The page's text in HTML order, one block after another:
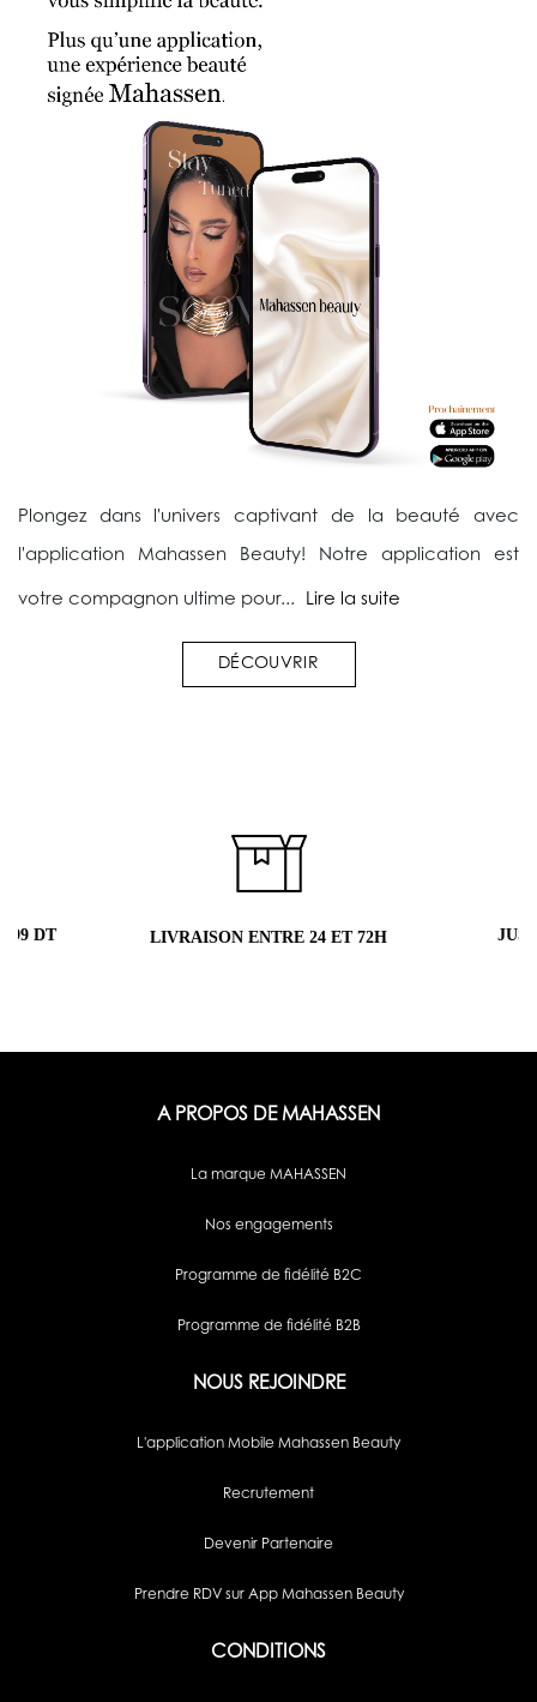
Plongez dans l'univers captivant de la beauté avec
l'application Mahassen Beauty! Notre application est
votre compagnon ultime pour... Lire la suite
DÉCOUVRIR
LIVRAISON ENTRE 24 ET 72H
A PROPOS DE MAHASSEN
La marque MAHASSEN
Nos engagements
Programme de fidélité B2C
Programme de fidélité B2B
NOUS REJOINDRE
L'application Mobile Mahassen Beauty
Recrutement
Devenir Partenaire
Prendre RDV sur App Mahassen Beauty
CONDITIONS